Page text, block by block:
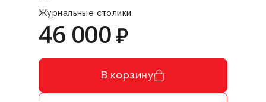
Журнальные столики
46 000 ₽
В корзину